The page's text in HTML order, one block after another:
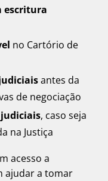
escritura
no Cartório de
antes da
de negociação
judiciais, caso seja
na Justiça
acesso a
ajudar a tomar